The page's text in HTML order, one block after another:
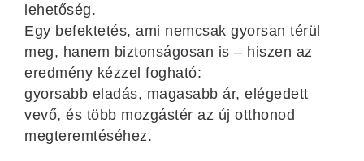
lehetőség.
Egy befektetés, ami nemcsak gyorsan térül
meg, hanem biztonságosan is – hiszen az
eredmény kézzel fogható:
gyorsabb eladás, magasabb ár, elégedett
vevő, és több mozgástér az új otthonod
megteremtéséhez.